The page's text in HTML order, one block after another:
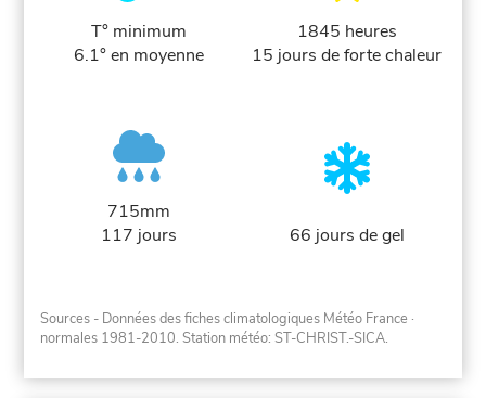
T° minimum
6.1° en moyenne
1845 heures
15 jours de forte chaleur
715mm
117 jours
66 jours de gel
Sources - Données des fiches climatologiques Météo France ·
normales 1981-2010. Station météo: ST-CHRIST.-SICA.